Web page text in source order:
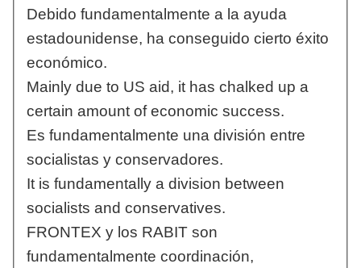
Debido fundamentalmente a la ayuda
estadounidense, ha conseguido cierto éxito
económico.
Mainly due to US aid, it has chalked up a
certain amount of economic success.
Es fundamentalmente una división entre
socialistas y conservadores.
It is fundamentally a division between
socialists and conservatives.
FRONTEX y los RABIT son
fundamentalmente coordinación,